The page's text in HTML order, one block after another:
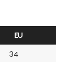
EU
34